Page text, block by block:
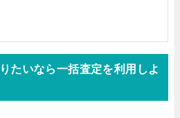
たいなら一括査定を利用しよ